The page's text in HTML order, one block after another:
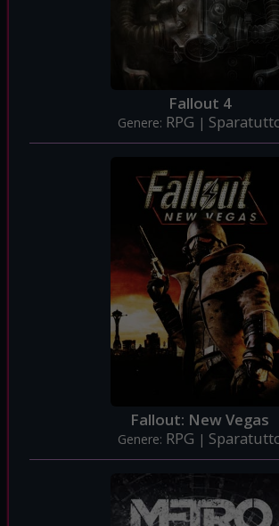
Fallout 4
Genere: RPG |
Fallout: New Vegas
Genere: RPG |